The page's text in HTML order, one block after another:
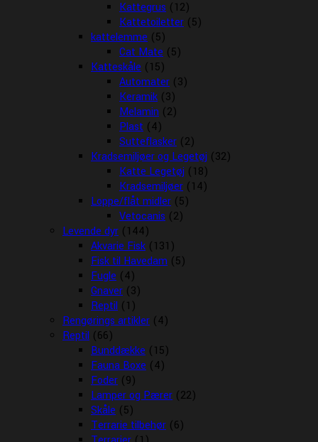
Kattegrus (12)
Kattetoiletter (5)
kattelemme (5)
Cat Mate (5)
Katteskåle (15)
Automater (3)
Keramik (3)
Melamin (2)
Plast (4)
Sutteflasker (2)
Kradsemiljøer og Legetøj (32)
Katte Legetøj (18)
Kradsemiljøer (14)
Loppe/flåt midler (5)
Vetocanis (2)
Levende dyr (144)
Akvarie Fisk (131)
Fisk til Havedam (5)
Fugle (4)
Gnaver (3)
Reptil (1)
Rengørings artikler (4)
Reptil (66)
Bunddække (15)
Fauna Boxe (4)
Foder (9)
Lamper og Pærer (22)
Skåle (5)
Terrarie tilbehør (6)